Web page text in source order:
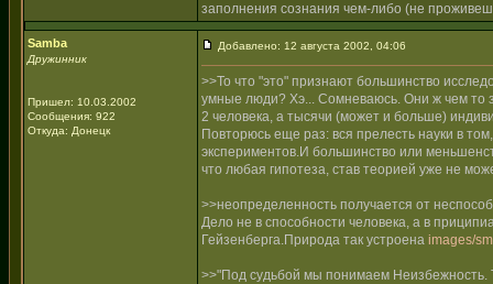
заполнения сознания чем-либо (не
Samba
Дружинник
Пришел: 10.03.2002
Сообщения: 922
Откуда: Донецк
Добавлено: 12 августа 2002, 04:06
>>То что "это" признают большинство
умные люди? Хэ... Сомневаюсь. Они ж чем то
2 человека, а тысячи (может и больше)
Повторюсь еще раз: вся прелесть науки в
экспериментов.И большинство или
что любая гипотеза, став теорией уже не
>>неопределенность получается от
Дело не в способности человека, а в
Гейзенберга.Природа так устроена images/
>>"Под судьбой мы понимаем Неизбежность.